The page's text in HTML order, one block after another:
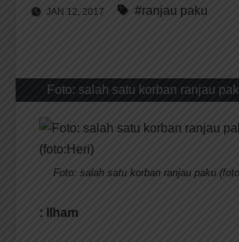
JAN 12, 2017 #ranjau paku
Foto: salah satu korban ranjau
Foto: salah satu korban ranjau paku
: Ilham